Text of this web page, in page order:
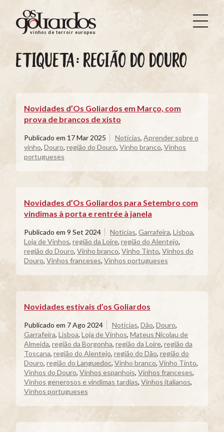
Os
Goliardos
de
Terroir
vinhos de terroir europeus
ETIQUETA: REGIÃO DO DOURO
Novidades d’Os Goliardos em Março, com
prova de brancos de xisto
Publicado em 17 Mar 2025 Notícias, Aprender sobre o
vinho, Douro, região do Douro, Vinho branco, Vinhos
portugueses
Novidades d’Os Goliardos para Setembro com
vindimas à porta e rentrée à janela
Publicado em 9 Set 2024 Notícias, Garrafeira, Lisboa,
Loja de Vinhos, região da Loire, região do Alentejo,
região do Douro, Vinho branco, Vinho Tinto, Vinhos do
Douro, Vinhos franceses, Vinhos portugueses
Novidades estivais d’os Goliardos
Publicado em 7 Ago 2024 Notícias, Dão, Douro,
Garrafeira, Lisboa, Loja de Vinhos, Mateus Nicolau de
Almeida, região da Borgonha, região da Loire, região da
Toscana, região do Alentejo, região do Dão, região do
Douro, região do Languedoc, Vinho branco, Vinho Tinto,
Vinhos do Douro, Vinhos espanhois, Vinhos franceses,
Vinhos generosos e vindimas tardias, Vinhos italianos,
Vinhos portugueses